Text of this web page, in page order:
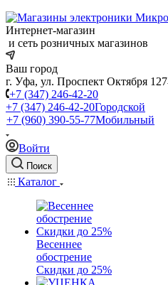
Интернет-магазин
и сеть розничных магазинов
Ваш город
г. Уфа, ул. Проспект Октября 127
+7 (347) 246-42-20
+7 (347) 246-42-20Городской
+7 (960) 390-55-77Мобильный
Войти
Поиск
Каталог
Весеннее
обострение
Скидки до 25%